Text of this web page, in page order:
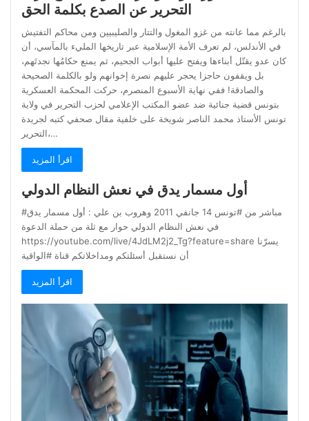
التحرير عن الصدع بكلمة الحق
بالرغم مما عانته من غزو المغول والتتار والصليبيين ومن محاكم التفتيش
في الأندلس، لم تعرف الأمة الإسلامية عبر تاريخها المليء بالمآسي، أن
كان عدو يقتّل أبناءها ويفتح عليها أبواب الجحيم، ثم يمنع حكامُها نجدتَهم،
بل ويقفون حاجزا يحجر عليهم نصرة إخوانهم ولو بالكلمة الصحيحة
والصادقة! ففي نهاية الأسبوع المنصرم، حركت المحكمة العسكرية
بتونس قضية جنائية ضد عضو المكتب الإعلامي لحزب التحرير في ولاية
تونس الأستاذ محمد الناصر شويخة على خلفية مقال صحفي كتبه لجريدة
التحرير،…
اقرأ المزيد
أول مسمار يدق في نعش النظام الدولي
#مباشر من #تونس 14 جانفي 2011 وهروب بن علي : أول مسمار يدق
في نعش النظام الدولي حوار مع ثلة من حملة الدعوة
https://youtube.com/live/4JdLM2j2_Tg?feature=share يسرّنا
أن نستقبل أسئلتكم ومداخلاتكم قناة #الواقية
اقرأ المزيد